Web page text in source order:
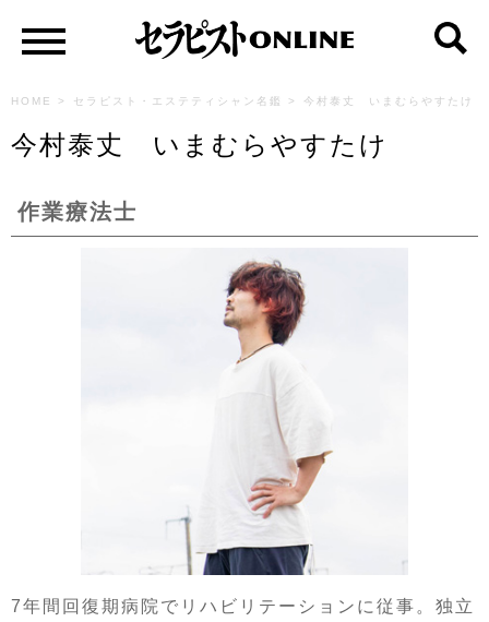
HOME > セラピスト・エステティシャン名鑑 > 今村泰丈 いまむらやすたけ
今村泰丈 いまむらやすたけ
作業療法士
7年間回復期病院でリハビリテーションに従事。独立